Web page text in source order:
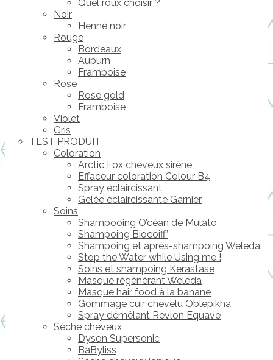
Quel roux choisir ?
Noir
Henné noir
Rouge
Bordeaux
Auburn
Framboise
Rose
Rose gold
Framboise
Violet
Gris
TEST PRODUIT
Coloration
Arctic Fox cheveux sirène
Effaceur coloration Colour B4
Spray éclaircissant
Gelée éclaircissante Garnier
Soins
Shampooing O’céan de Mulato
Shampoing Biocoiff’
Shampoing et après-shampoing Weleda
Stop the Water while Using me !
Soins et shampoing Kerastase
Masque régénérant Weleda
Masque hair food à la banane
Gommage cuir chevelu Oblepikha
Spray démêlant Revlon Equave
Sèche cheveux
Dyson Supersonic
BaByliss